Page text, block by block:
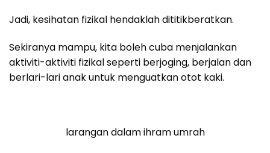
Jadi, kesihatan fizikal hendaklah dititikberatkan.
Sekiranya mampu, kita boleh cuba menjalankan
aktiviti-aktiviti fizikal seperti berjoging, berjalan dan
berlari-lari anak untuk menguatkan otot kaki.
larangan dalam ihram umrah